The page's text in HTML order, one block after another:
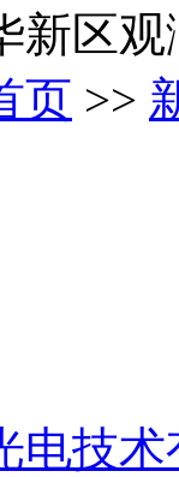
新区
页 >>
电技